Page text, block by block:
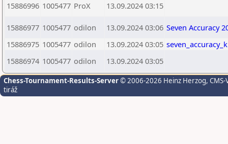
15886996 1005477 ProX 13.09.2024 03:15
15886977 1005477 odilon 13.09.2024 03:06 Seven Accuracy
15886975 1005477 odilon 13.09.2024 03:05
15886974 1005477 odilon 13.09.2024 03:05
Chess-Tournament-Results-Server© 2006-2026 Heinz Herzog,
tiráž